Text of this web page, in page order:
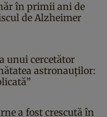
în primii ani de
de Alzheimer
unui cercetător
astronauților:
a fost crescută în